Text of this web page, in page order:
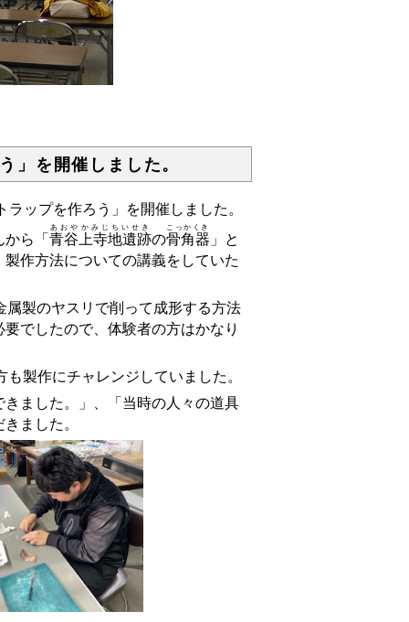
」を開催しました。
ップを作ろう」を開催しました。
ら「 青谷上寺地遺跡
あおやかみじちいせき
の骨角器
こっかくき
」と
作方法についての講義をしていた
製のヤスリで削って成形する方法
でしたので、体験者の方はかなり
製作にチャレンジしていました。
ました。」、「当時の人々の道具
ました。